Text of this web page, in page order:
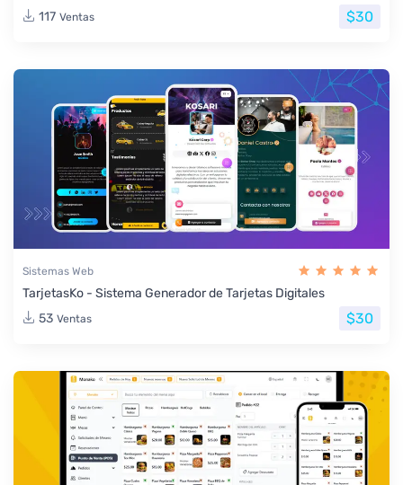
117 Ventas $30
Sistemas Web
TarjetasKo - Sistema Generador de Tarjetas Digitales
53 Ventas $30